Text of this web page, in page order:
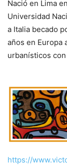
Nació en Lima
Universidad
a Italia becado
años en Europa
urbanísticos
https://